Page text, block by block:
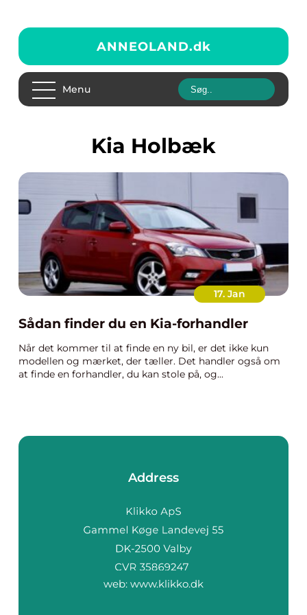
ANNEOLAND.dk
Menu
Kia Holbæk
17. Jan
Sådan finder du en Kia-forhandler
Når det kommer til at finde en ny bil, er det ikke kun
modellen og mærket, der tæller. Det handler også om
at finde en forhandler, du kan stole på, og...
Address
web: www.klikko.dk